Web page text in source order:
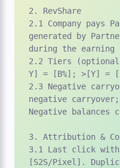
2. RevShare
2.1 Company pays
generated by
during the earning
2.2 Tiers
Y] = [B%]; >[Y] =
2.3 Negative
negative
Negative balances
3. Attribution &
3.1 Last click
[S2S/Pixel].